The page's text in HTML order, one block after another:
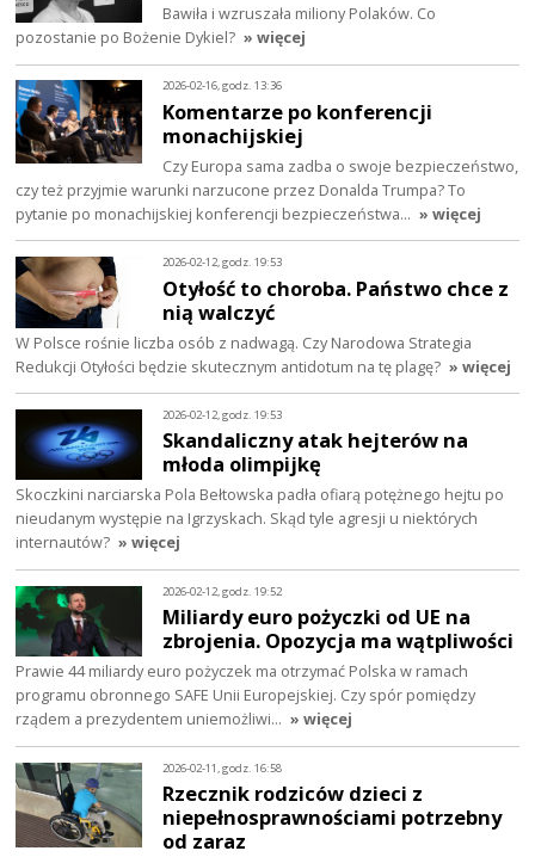
Bawiła i wzruszała miliony Polaków. Co
pozostanie po Bożenie Dykiel? » więcej
2026-02-16, godz. 13:36
Komentarze po konferencji
monachijskiej
Czy Europa sama zadba o swoje bezpieczeństwo,
czy też przyjmie warunki narzucone przez Donalda Trumpa? To
pytanie po monachijskiej konferencji bezpieczeństwa… » więcej
2026-02-12, godz. 19:53
Otyłość to choroba. Państwo chce z
nią walczyć
W Polsce rośnie liczba osób z nadwagą. Czy Narodowa Strategia
Redukcji Otyłości będzie skutecznym antidotum na tę plagę? » więcej
2026-02-12, godz. 19:53
Skandaliczny atak hejterów na
młoda olimpijkę
Skoczkini narciarska Pola Bełtowska padła ofiarą potężnego hejtu po
nieudanym występie na Igrzyskach. Skąd tyle agresji u niektórych
internautów? » więcej
2026-02-12, godz. 19:52
Miliardy euro pożyczki od UE na
zbrojenia. Opozycja ma wątpliwości
Prawie 44 miliardy euro pożyczek ma otrzymać Polska w ramach
programu obronnego SAFE Unii Europejskiej. Czy spór pomiędzy
rządem a prezydentem uniemożliwi… » więcej
2026-02-11, godz. 16:58
Rzecznik rodziców dzieci z
niepełnosprawnościami potrzebny
od zaraz